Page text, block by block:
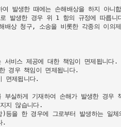
발생한 때에는 손해배상을 하지 아니
발생한 경우 위 1 항의 규정에 따릅니
상 청구, 소송을 비롯한 각종의 이
비스 제공에 대한 책임이 면제됩니다.
경우 책임이 면제됩니다.
면제됩니다.
실하게 기재하여 손해가 발생한 경우
지 않습니다.
을 한 경우에 그로부터 발생하는 일체
.